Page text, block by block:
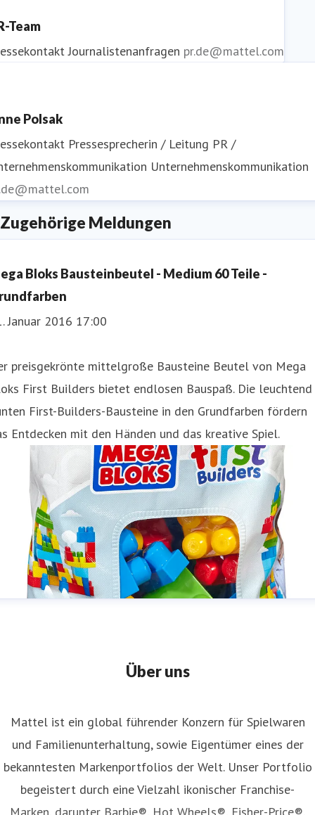
Team
Journalistenanfragen pr.de@mattel.com
Polsak
Pressesprecherin / Leitung PR /
Unternehmenskommunikation
Zugehörige Meldungen
Bloks Bausteinbeutel - Medium 60 Teile -
Januar 2016 17:00
preisgekrönte mittelgroße Bausteine Beutel von Mega
First Builders bietet endlosen Bauspaß. Die leuchtend
First-Builders-Bausteine in den Grundfarben fördern
Entdecken mit den Händen und das kreative Spiel.
Über uns
Mattel ist ein global führender Konzern für Spielwaren
und Familienunterhaltung, sowie Eigentümer eines der
bekanntesten Markenportfolios der Welt. Unser Portfolio
begeistert durch eine Vielzahl ikonischer Franchise-